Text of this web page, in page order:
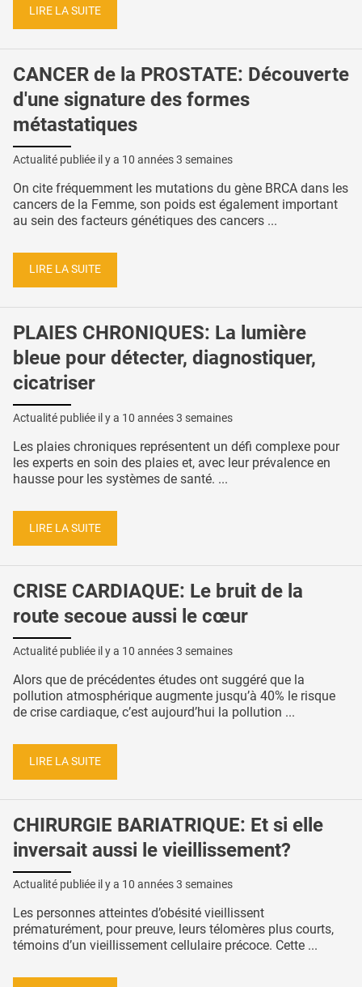
LIRE LA SUITE
CANCER de la PROSTATE: Découverte
d'une signature des formes
métastatiques
Actualité publiée il y a 10 années 3 semaines
On cite fréquemment les mutations du gène BRCA dans les
cancers de la Femme, son poids est également important
au sein des facteurs génétiques des cancers ...
LIRE LA SUITE
PLAIES CHRONIQUES: La lumière
bleue pour détecter, diagnostiquer,
cicatriser
Actualité publiée il y a 10 années 3 semaines
Les plaies chroniques représentent un défi complexe pour
les experts en soin des plaies et, avec leur prévalence en
hausse pour les systèmes de santé. ...
LIRE LA SUITE
CRISE CARDIAQUE: Le bruit de la
route secoue aussi le cœur
Actualité publiée il y a 10 années 3 semaines
Alors que de précédentes études ont suggéré que la
pollution atmosphérique augmente jusqu’à 40% le risque
de crise cardiaque, c’est aujourd’hui la pollution ...
LIRE LA SUITE
CHIRURGIE BARIATRIQUE: Et si elle
inversait aussi le vieillissement?
Actualité publiée il y a 10 années 3 semaines
Les personnes atteintes d’obésité vieillissent
prématurément, pour preuve, leurs télomères plus courts,
témoins d’un vieillissement cellulaire précoce. Cette ...